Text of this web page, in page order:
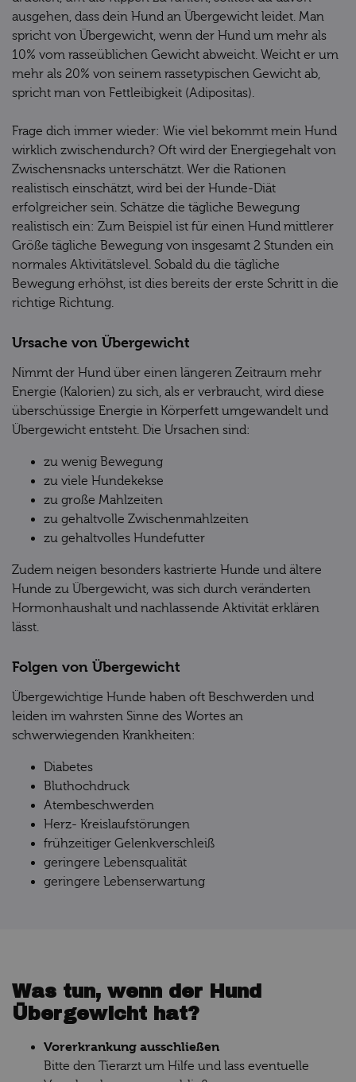
ausgehen, dass dein Hund an Übergewicht leidet. Man
spricht von Übergewicht, wenn der Hund um mehr als
10% vom rasseüblichen Gewicht abweicht. Weicht er um
mehr als 20% von seinem rassetypischen Gewicht ab,
spricht man von Fettleibigkeit (Adipositas).
Frage dich immer wieder: Wie viel bekommt mein Hund
wirklich zwischendurch? Oft wird der Energiegehalt von
Zwischensnacks unterschätzt. Wer die Rationen
realistisch einschätzt, wird bei der Hunde-Diät
erfolgreicher sein. Schätze die tägliche Bewegung
realistisch ein: Zum Beispiel ist für einen Hund mittlerer
Größe tägliche Bewegung von insgesamt 2 Stunden ein
normales Aktivitätslevel. Sobald du die tägliche
Bewegung erhöhst, ist dies bereits der erste Schritt in die
richtige Richtung.
Ursache von Übergewicht
Nimmt der Hund über einen längeren Zeitraum mehr
Energie (Kalorien) zu sich, als er verbraucht, wird diese
überschüssige Energie in Körperfett umgewandelt und
Übergewicht entsteht. Die Ursachen sind:
zu wenig Bewegung
zu viele Hundekekse
zu große Mahlzeiten
zu gehaltvolle Zwischenmahlzeiten
zu gehaltvolles Hundefutter
Zudem neigen besonders kastrierte Hunde und ältere
Hunde zu Übergewicht, was sich durch veränderten
Hormonhaushalt und nachlassende Aktivität erklären
lässt.
Folgen von Übergewicht
Übergewichtige Hunde haben oft Beschwerden und
leiden im wahrsten Sinne des Wortes an
schwerwiegenden Krankheiten:
Diabetes
Bluthochdruck
Atembeschwerden
Herz- Kreislaufstörungen
frühzeitiger Gelenkverschleiß
geringere Lebensqualität
geringere Lebenserwartung
Was tun, wenn der Hund
Übergewicht hat?
Vorerkrankung ausschließen
Bitte den Tierarzt um Hilfe und lass eventuelle